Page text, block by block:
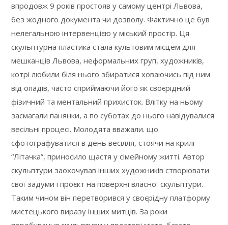
впродовж 9 років простояв у самому центрі Львова,
без жодного документа чи дозволу. Фактично це був
нелегальною інтервенцією у міський простір. Ця
скульптурна пластика стала культовим місцем для
мешканців Львова, неформальних груп, художників,
котрі любили біля нього збиратися ховаючись під ним
від опадів, часто сприймаючи його як своєрідний
фізичний та ментальний прихисток. Влітку на ньому
засмагали панянки, а по суботах до нього навідувалися
весільні процесі. Молодята вважали. що
сфотографуватися в день весілля, стоячи на крилі
“Літачка”, приносило щастя у сімейному житті. Автор
скульптури заохочував інших художників створювати
свої задуми і проєкт на поверхні власної скульптури.
Таким чином він перетворився у своєрідну платформу
мистецького виразу інших митців. За роки